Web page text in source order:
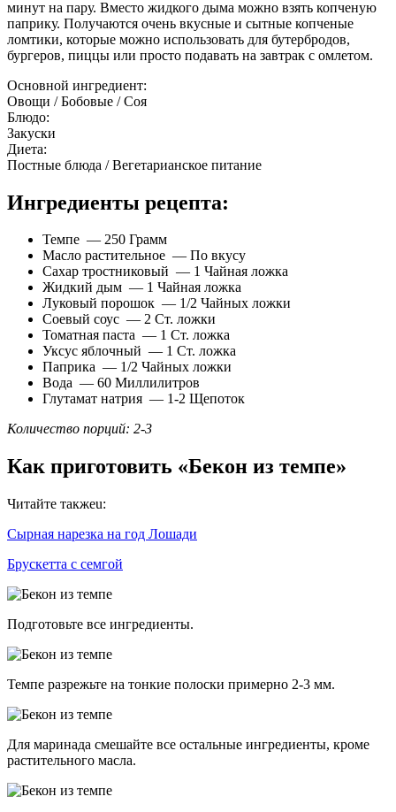
минут на пару. Вместо жидкого дыма можно взять копченую
паприку. Получаются очень вкусные и сытные копченые
ломтики, которые можно использовать для бутербродов,
бургеров, пиццы или просто подавать на завтрак с омлетом.
Основной ингредиент:
Овощи / Бобовые / Соя
Блюдо:
Закуски
Диета:
Постные блюда / Вегетарианское питание
Ингредиенты рецепта:
Темпе — 250 Грамм
Масло растительное — По вкусу
Сахар тростниковый — 1 Чайная ложка
Жидкий дым — 1 Чайная ложка
Луковый порошок — 1/2 Чайных ложки
Соевый соус — 2 Ст. ложки
Томатная паста — 1 Ст. ложка
Уксус яблочный — 1 Ст. ложка
Паприка — 1/2 Чайных ложки
Вода — 60 Миллилитров
Глутамат натрия — 1-2 Щепоток
Количество порций: 2-3
Как приготовить «Бекон из темпе»
Читайте такжеu:
Сырная нарезка на год Лошади
Брускетта с семгой
Подготовьте все ингредиенты.
Темпе разрежьте на тонкие полоски примерно 2-3 мм.
Для маринада смешайте все остальные ингредиенты, кроме
растительного масла.